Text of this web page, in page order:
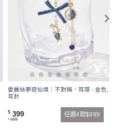
愛麗絲夢遊仙境｜不對稱．耳環 - 金色,
耳針
$ 399
$ 499
任選4款$999